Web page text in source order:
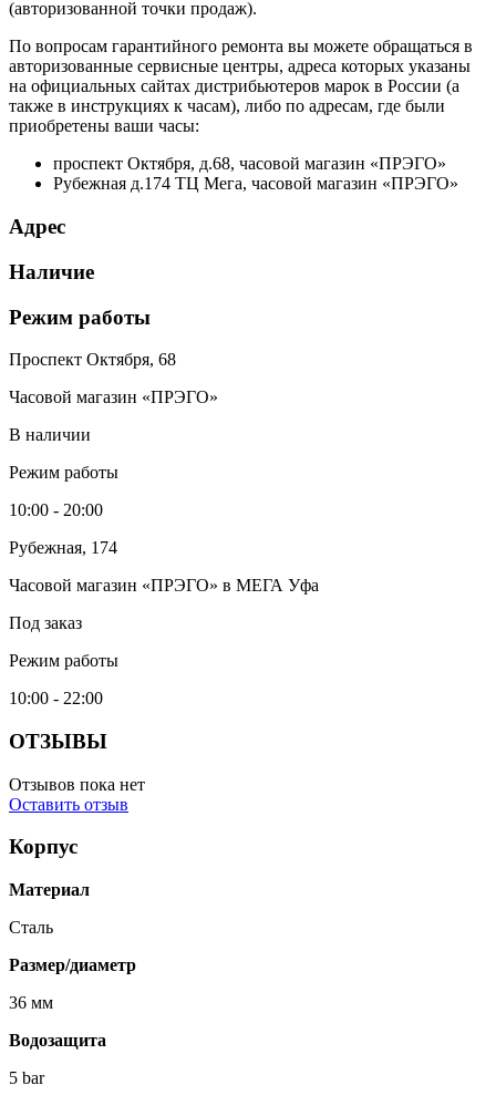
(авторизованной точки продаж).
По вопросам гарантийного ремонта вы можете обращаться в
авторизованные сервисные центры, адреса которых указаны
на официальных сайтах дистрибьютеров марок в России (а
также в инструкциях к часам), либо по адресам, где были
приобретены ваши часы:
проспект Октября, д.68, часовой магазин «ПРЭГО»
Рубежная д.174 ТЦ Мега, часовой магазин «ПРЭГО»
Адрес
Наличие
Режим работы
Проспект Октября, 68
Часовой магазин «ПРЭГО»
В наличии
Режим работы
10:00 - 20:00
Рубежная, 174
Часовой магазин «ПРЭГО» в МЕГА Уфа
Под заказ
Режим работы
10:00 - 22:00
ОТЗЫВЫ
Отзывов пока нет
Оставить отзыв
Корпус
Материал
Сталь
Размер/диаметр
36 мм
Водозащита
5 bar